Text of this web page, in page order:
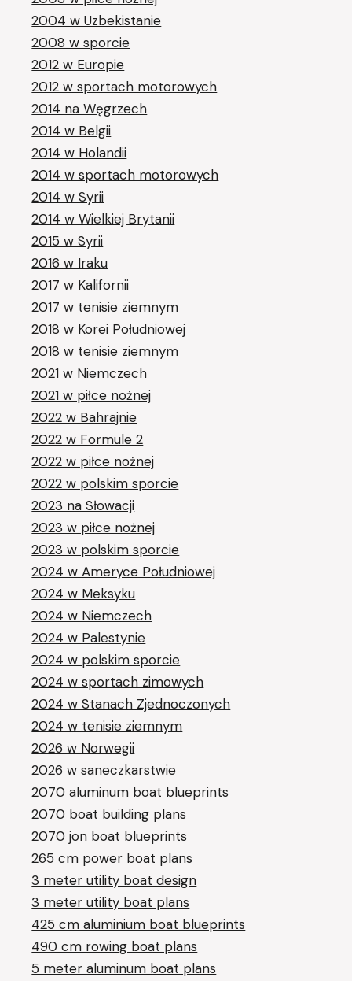
2004 w Uzbekistanie
2008 w sporcie
2012 w Europie
2012 w sportach motorowych
2014 na Węgrzech
2014 w Belgii
2014 w Holandii
2014 w sportach motorowych
2014 w Syrii
2014 w Wielkiej Brytanii
2015 w Syrii
2016 w Iraku
2017 w Kalifornii
2017 w tenisie ziemnym
2018 w Korei Południowej
2018 w tenisie ziemnym
2021 w Niemczech
2021 w piłce nożnej
2022 w Bahrajnie
2022 w Formule 2
2022 w piłce nożnej
2022 w polskim sporcie
2023 na Słowacji
2023 w piłce nożnej
2023 w polskim sporcie
2024 w Ameryce Południowej
2024 w Meksyku
2024 w Niemczech
2024 w Palestynie
2024 w polskim sporcie
2024 w sportach zimowych
2024 w Stanach Zjednoczonych
2024 w tenisie ziemnym
2026 w Norwegii
2026 w saneczkarstwie
2070 aluminum boat blueprints
2070 boat building plans
2070 jon boat blueprints
265 cm power boat plans
3 meter utility boat design
3 meter utility boat plans
425 cm aluminium boat blueprints
490 cm rowing boat plans
5 meter aluminum boat plans